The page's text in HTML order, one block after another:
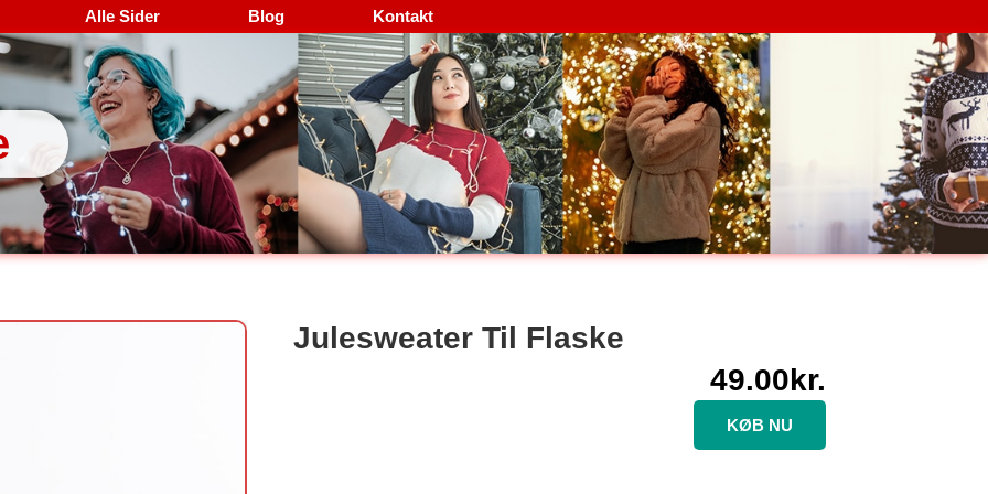
Alle Sider Blog Kontakt
Julesweater Til Flaske
49.00kr.
KØB NU